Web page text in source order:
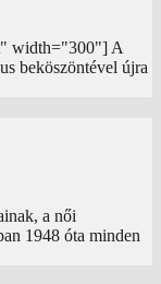
width="300"] A
beköszöntével újra
a női
1948 óta minden